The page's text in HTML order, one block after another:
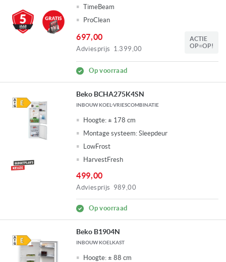
TimeBeam
ProClean
697,00
Adviesprijs 1.399,00
ACTIE
OP=OP!
Op voorraad
Beko BCHA275K4SN
INBOUW KOEL-VRIESCOMBINATIE
Hoogte: ± 178 cm
Montage systeem: Sleepdeur
LowFrost
HarvestFresh
499,00
Adviesprijs 989,00
Op voorraad
Beko B1904N
INBOUW KOELKAST
Hoogte: ± 88 cm